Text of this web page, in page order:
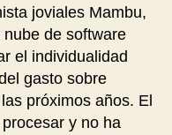
joviales Mambu,
de software
el individualidad
gasto sobre
próximos años. El
y no ha